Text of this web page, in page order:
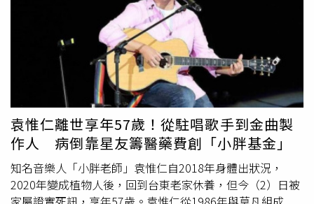
淚卻仍不忘穿插「地獄哏」主持，讓大家更深刻感受到：
「思念只會越來越長。」好不容易回到台北，正準備與親友
聚餐、以大S喜歡的方式好好相聚時，手機卻傳來記者訊
息，告知袁惟仁病逝的消息，讓她下午才哭過的雙眼，再度
陶晶瑩
心痛寫道：「小胖啊，你真的……唉。我知道
你累了，也知道家人的辛苦，只是曾經有過一點點期盼，以
為你會再回來，一起唱歌、打麻將，互相虧一下……。」她
也感謝袁惟仁留下無數動人的作品，「謝謝你寫過那麼美的
歌，謝謝你在星光大道願意搭嘴鼓，謝謝你對創作的堅持，
謝謝你。」
袁惟仁離世享年57歲！從駐唱歌手到金曲製
作人 病倒靠星友籌醫藥費創「小胖基金」
知名音樂人「小胖老師」袁惟仁自2018年身體出狀況，
2020年變成植物人後，回到台東老家休養，但今（2）日被